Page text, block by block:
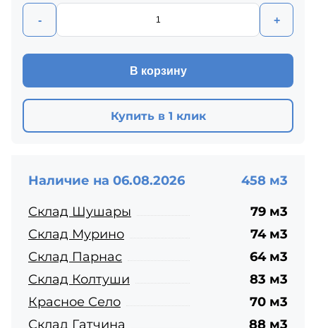
- +
В корзину
Купить в 1 клик
Наличие на 06.08.2026
458 м3
Склад Шушары
79 м3
Склад Мурино
74 м3
Склад Парнас
64 м3
Склад Колтуши
83 м3
Красное Село
70 м3
Склад Гатчина
88 м3